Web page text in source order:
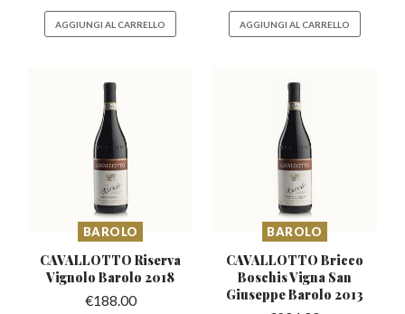
AGGIUNGI AL CARRELLO AGGIUNGI AL CARRELLO
BAROLO
CAVALLOTTO Riserva
VignoloBarolo 2018
€188.00
BAROLO
CAVALLOTTO Bricco
Boschis Vigna San
Giuseppe Barolo 2013